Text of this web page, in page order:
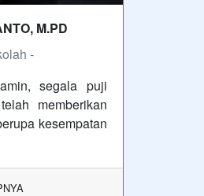
M.PD
-
segala puji
memberikan
kesempatan